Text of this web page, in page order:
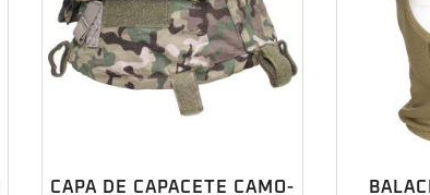
CAPA DE CAPACETE CAMO-